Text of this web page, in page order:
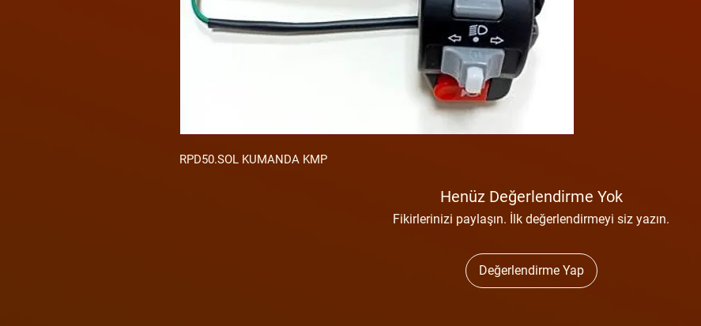
RPD50.SOL KUMANDA KMP
Henüz Değerlendirme Yok
Fikirlerinizi paylaşın. İlk değerlendirmeyi siz yazın.
Değerlendirme Yap